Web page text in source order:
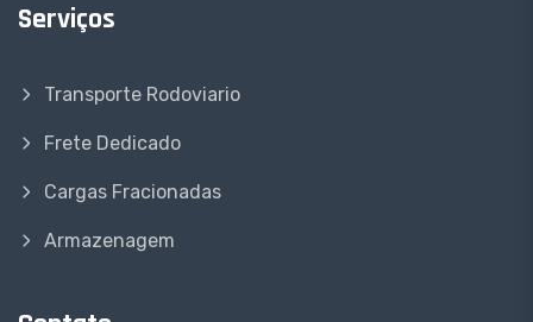
Serviços
Transporte Rodoviario
Frete Dedicado
Cargas Fracionadas
Armazenagem